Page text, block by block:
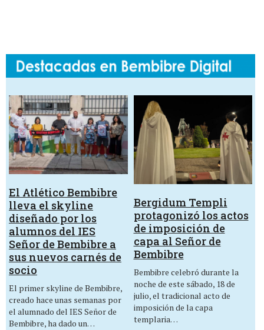
El Atlético Bembibre
lleva el skyline
diseñado por los
alumnos del IES
Señor de Bembibre a
sus nuevos carnés de
socio
El primer skyline de Bembibre,
creado hace unas semanas por
el alumnado del IES Señor de
Bembibre, ha dado un…
Bergidum Templi
protagonizó los actos
de imposición de
capa al Señor de
Bembibre
Bembibre celebró durante la
noche de este sábado, 18 de
julio, el tradicional acto de
imposición de la capa
templaria…